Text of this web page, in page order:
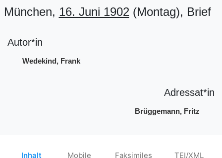
München, 16. Juni 1902(Montag), Brief
Autor*in
Wedekind, Frank
Adressat*in
Brüggemann, Fritz
Inhalt
Mobile
Faksimiles TEI/XML